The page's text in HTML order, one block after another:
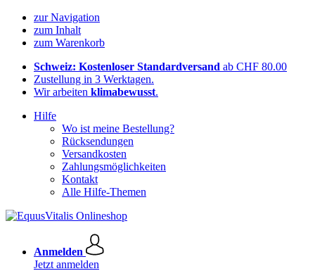
zur Navigation
zum Inhalt
zum Warenkorb
Schweiz: Kostenloser Standardversand ab CHF 80.00
Zustellung in 3 Werktagen.
Wir arbeiten klimabewusst.
Hilfe
Wo ist meine Bestellung?
Rücksendungen
Versandkosten
Zahlungsmöglichkeiten
Kontakt
Alle Hilfe-Themen
Anmelden
Jetzt anmelden